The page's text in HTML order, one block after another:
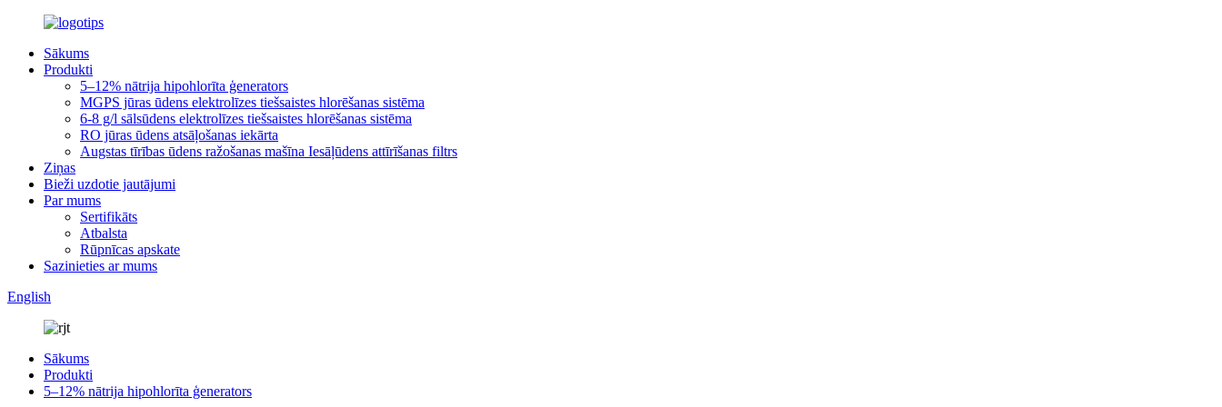
Sākums
Produkti
5–12% nātrija hipohlorīta ģenerators
MGPS jūras ūdens elektrolīzes tiešsaistes hlorēšanas sistēma
6-8 g/l sālsūdens elektrolīzes tiešsaistes hlorēšanas sistēma
RO jūras ūdens atsāļošanas iekārta
Augstas tīrības ūdens ražošanas mašīna Iesāļūdens attīrīšanas filtrs
Ziņas
Bieži uzdotie jautājumi
Par mums
Sertifikāts
Atbalsta
Rūpnīcas apskate
Sazinieties ar mums
English
Sākums
Produkti
5–12% nātrija hipohlorīta ģenerators